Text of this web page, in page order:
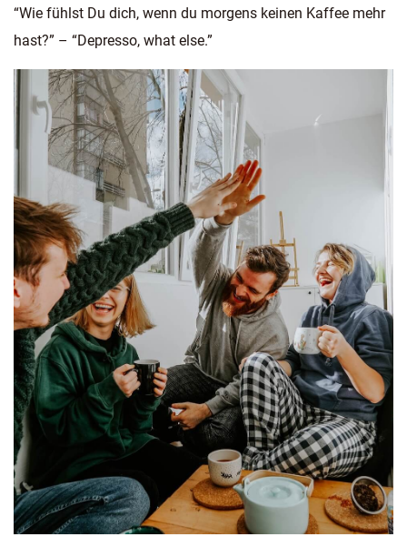
“Wie fühlst Du dich, wenn du morgens keinen Kaffee mehr
hast?” – “Depresso, what else.”